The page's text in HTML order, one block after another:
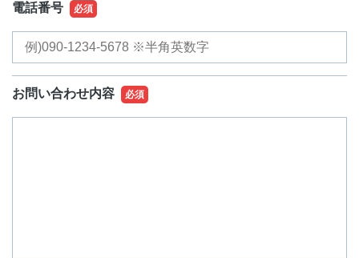
電話番号 必須
お問い合わせ内容 必須